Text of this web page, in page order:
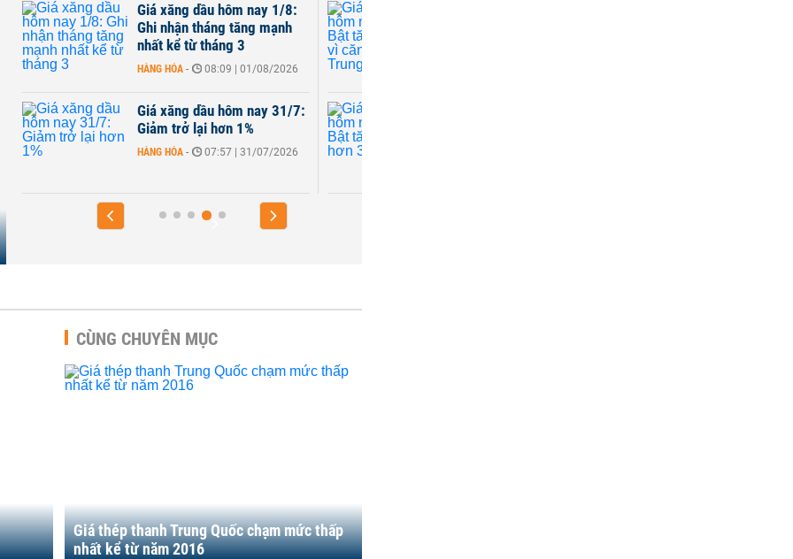
Giá xăng dầu hôm nay 1/8:
Ghi nhận tháng tăng mạnh
nhất kể từ tháng 3
HÀNG HÓA - 08:09 | 01/08/2026
Giá xăng dầu hôm nay 31/7:
Giảm trở lại hơn 1%
HÀNG HÓA - 07:57 | 31/07/2026
CÙNG CHUYÊN MỤC
Giá thép thanh Trung Quốc chạm mức thấp
nhất kể từ năm 2016